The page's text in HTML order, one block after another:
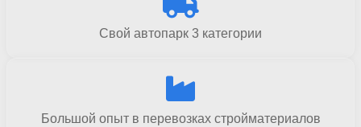
Свой автопарк 3 категории
Большой опыт в перевозках стройматериалов